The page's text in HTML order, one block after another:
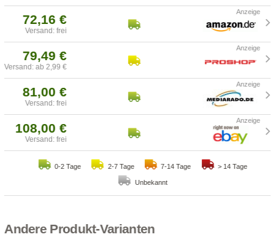
72,16 €
Versand: frei
79,49 €
Versand: ab 2,99 €
81,00 €
Versand: frei
108,00 €
Versand: frei
0-2 Tage 2-7 Tage 7-14 Tage > 14 Tage
Unbekannt
Andere Produkt-Varianten